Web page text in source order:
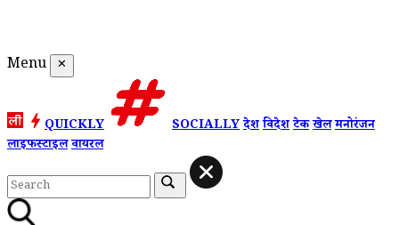
Menu ✕
QUICKLY SOCIALLYदेशविदेशटेकखेलमनोरंजन
लाइफस्टाइलवायरल